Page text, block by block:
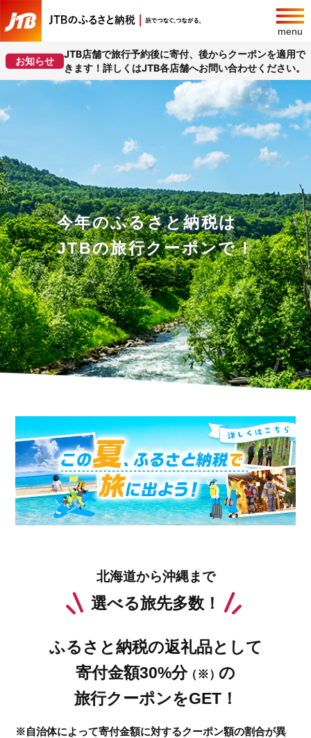
menu
お知らせ
JTB店舗で旅行予約後に寄付、後からクーポンを適用で
きます！詳しくはJTB各店舗へお問い合わせください。
今年のふるさと納税は
JTBの旅行クーポンで！
北海道から沖縄まで
選べる旅先多数！
ふるさと納税の返礼品として
寄付金額30%分（※）の
旅行クーポンをGET！
※自治体によって寄付金額に対するクーポン額の割合が異